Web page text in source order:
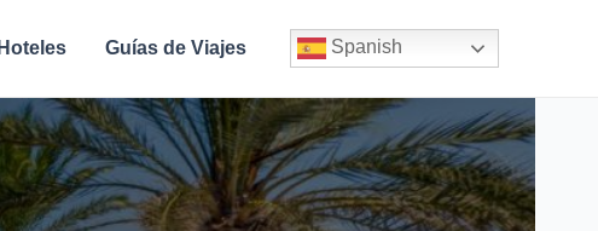
Guías de Viajes Spanish